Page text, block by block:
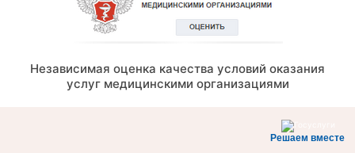
Независимая оценка качества условий оказания
услуг медицинскими организациями
Решаем вместе